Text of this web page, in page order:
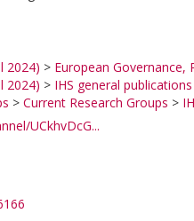
2024) > European Governance,
2024) > IHS general
> Current Research Groups >
UCkhvDcG...